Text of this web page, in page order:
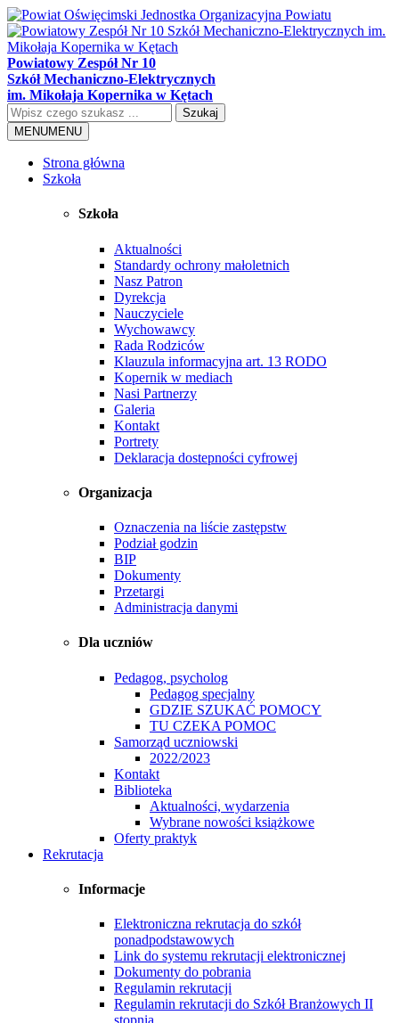
Powiatowy Zespół Nr 10
Szkół Mechaniczno-Elektrycznych
im. Mikołaja Kopernika w Kętach
Szukaj
MENUMENU
Strona główna
Szkoła
Szkoła
Aktualności
Standardy ochrony małoletnich
Nasz Patron
Dyrekcja
Nauczyciele
Wychowawcy
Rada Rodziców
Klauzula informacyjna art. 13 RODO
Kopernik w mediach
Nasi Partnerzy
Galeria
Kontakt
Portrety
Deklaracja dostepności cyfrowej
Organizacja
Oznaczenia na liście zastępstw
Podział godzin
BIP
Dokumenty
Przetargi
Administracja danymi
Dla uczniów
Pedagog, psycholog
Pedagog specjalny
GDZIE SZUKAĆ POMOCY
TU CZEKA POMOC
Samorząd uczniowski
2022/2023
Kontakt
Biblioteka
Aktualności, wydarzenia
Wybrane nowości książkowe
Oferty praktyk
Rekrutacja
Informacje
Elektroniczna rekrutacja do szkół
ponadpodstawowych
Link do systemu rekrutacji elektronicznej
Dokumenty do pobrania
Regulamin rekrutacji
Regulamin rekrutacji do Szkół Branżowych II